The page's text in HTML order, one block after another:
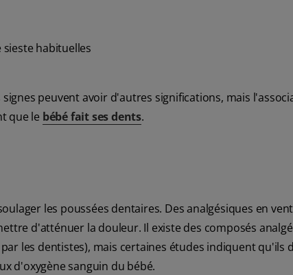
habituelles
peuvent avoir d'autres significations, mais
que le bébé fait ses dents.
les poussées dentaires. Des analgésiques en
d'atténuer la douleur. Il existe des composés
les dentistes), mais certaines études indiquent qu'ils
d'oxygène sanguin du bébé.